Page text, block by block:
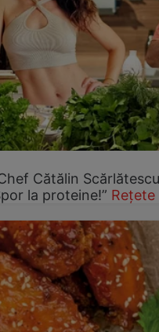
Cătălin
la proteine!” Rețete